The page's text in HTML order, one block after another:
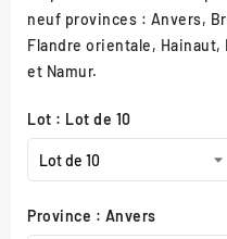
neuf provinces : Anvers,
Flandre orientale,
et Namur.
Lot : Lot de 10
Province : Anvers